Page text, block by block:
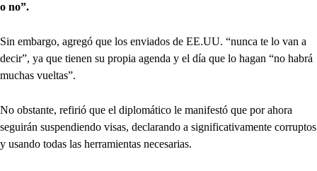
o no”.
Sin embargo, agregó que los enviados de EE.UU. “nunca te lo van a
decir”, ya que tienen su propia agenda y el día que lo hagan “no habrá
muchas vueltas”.
No obstante, refirió que el diplomático le manifestó que por ahora
seguirán suspendiendo visas, declarando a significativamente corruptos
y usando todas las herramientas necesarias.